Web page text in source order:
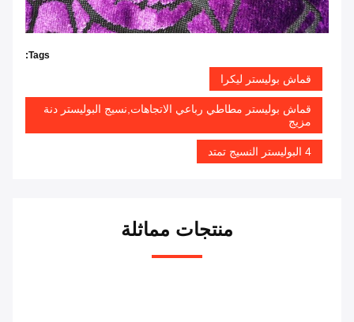
Tags:
قماش بوليستر ليكرا
قماش بوليستر مطاطي رباعي الاتجاهات,نسيج البوليستر دنة
مزيج
4 البوليستر النسيج تمتد
منتجات مماثلة